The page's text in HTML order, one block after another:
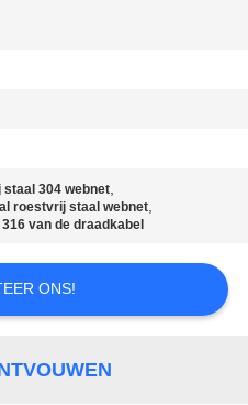
304 webnet,
roestvrij staal webnet,
van de draadkabel
ONS!